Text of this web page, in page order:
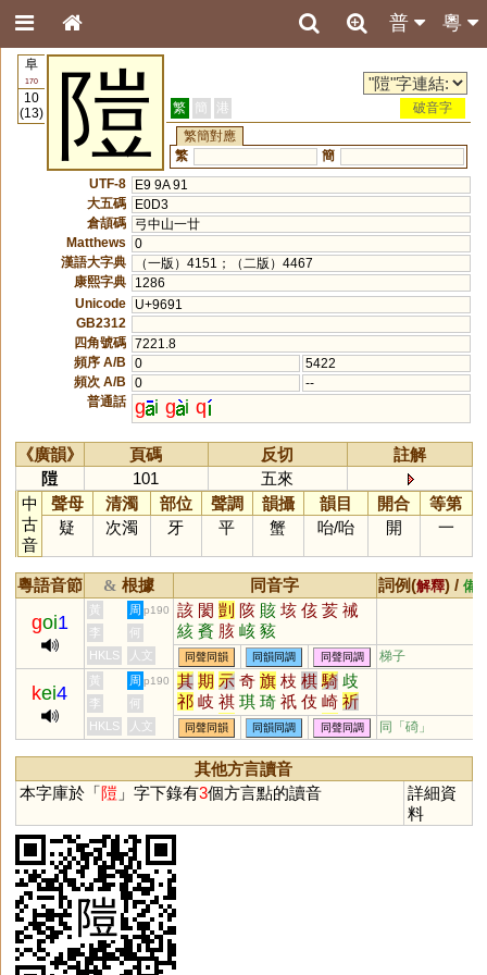
粵
普
阜
170
10
(13)
隑 繁 簡 港
破音字
繁簡對應
繁
簡
UTF-8
E9 9A 91
大五碼
E0D3
倉頡碼
弓中山一廿
Matthews
0
漢語大字典
（一版）4151；（二版）4467
康熙字典
1286
Unicode
U+9691
GB2312
四角號碼 7221.8
頻序 A/B
0
5422
頻次 A/B
0
--
普通話 g i g i q
《廣韻》 頁碼 反切
註解
隑
101
五來
中
古
音
聲母 清濁 部位 聲調 韻攝 韻目 開合
等第
疑
次濁 牙 平 蟹 咍/咍 開 一
粵語音節 & 根據 同音字 詞例(解釋) / 備
goi1
黃 周 p190 該 閡 剴 陔 賅 垓 侅 荄 祴
絯 賌 胲 峐 豥
李
何
HKLS
人文 同聲同韻 同韻同調 同聲同調 梯子
kei4
黃 周 p190 其 期 示 奇 旗 枝 棋 騎 歧
祁 岐 祺 琪 琦 祇 伎 崎 祈
俟 鰭 耆 畿 淇 鯕 頎 綦 亓
蘄 圻 碁 麒 丌 騏 埼 錡 旂
掑 疧 蚑 跂 萁
騹 蟣 衹 濝 岓 碕 魕 玂 忯
藄
軝 鄿 蚚 蚔 鶀 鵸
李
何
HKLS
人文 同聲同韻 同韻同調 同聲同調 同「碕 」
其他方言讀音
本字庫於「隑」字下錄有3個方言點的讀音
詳細資
料